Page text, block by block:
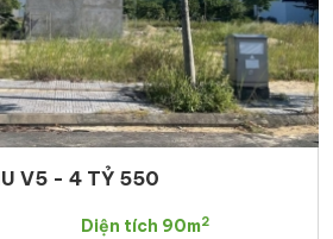
V5 - 4 TỶ 550
Diện tích 90m2